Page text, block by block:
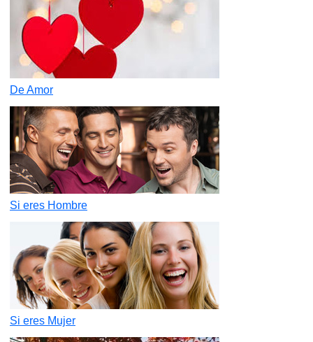
De Amor
Si eres Hombre
Si eres Mujer